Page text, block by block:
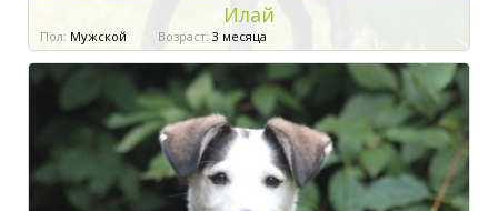
Илай
Пол: Мужской Возраст: 3 месяца